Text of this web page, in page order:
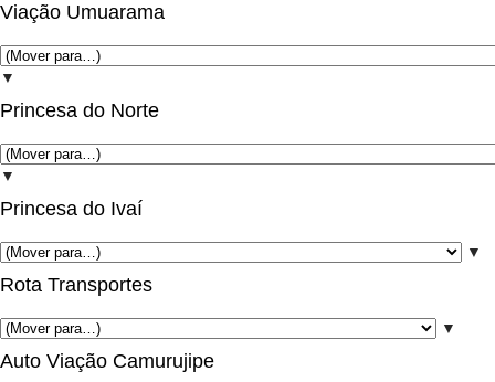
Viação Umuarama
▼
Princesa do Norte
▼
Princesa do Ivaí
▼
Rota Transportes
▼
Auto Viação Camurujipe